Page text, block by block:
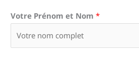
Votre Prénom et Nom *